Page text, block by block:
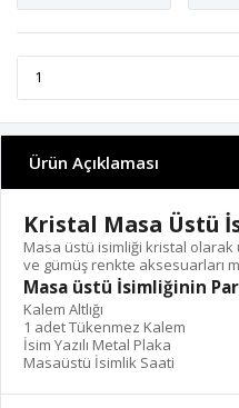
Ürün Açıklaması
Kristal Masa Üstü
Masa üstü isimliği kristal olarak
ve gümüş renkte aksesuarları
Masa üstü İsimliğinin
Kalem Altlığı
1 adet Tükenmez Kalem
İsim Yazılı Metal Plaka
Masaüstü İsimlik Saati